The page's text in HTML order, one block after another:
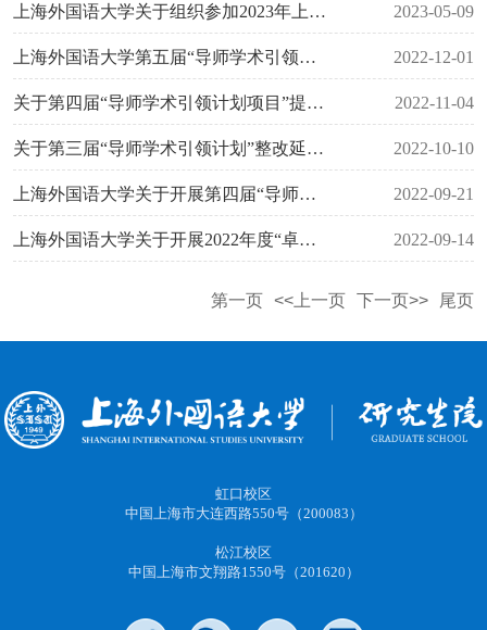
上海外国语大学关于组织参加2023年上海高校研究生导师产教融合专题培训班的通知 2023-05-09
上海外国语大学第五届“导师学术引领计划项目”立项公示 2022-12-01
关于第四届“导师学术引领计划项目”提前结项结果的公示 2022-11-04
关于第三届“导师学术引领计划”整改延期项目结项评审结果的公示 2022-10-10
上海外国语大学关于开展第四届“导师学术引领计划项目”中期考核工作的通知 2022-09-21
上海外国语大学关于开展2022年度“卓越青年研究生导师奖励基金”遴选工作的通知 2022-09-14
第一页 <<上一页 下一页>> 尾页
虹口校区
中国上海市大连西路550号（200083）
松江校区
中国上海市文翔路1550号（201620）